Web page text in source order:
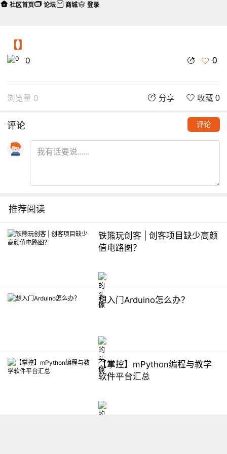
【】
0 0
浏览量 0 分享 收藏 0
评论 评论
推荐阅读
铁熊玩创客 | 创客项目缺少高颜
值电路图？
想入门Arduino怎么办？
【掌控】mPython编程与教学
软件平台汇总
社区首页 论坛 商城 登录